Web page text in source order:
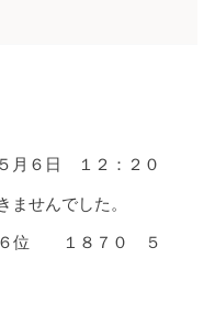
６日 １２：２０
ませんでした。
６位 １８７０ ５